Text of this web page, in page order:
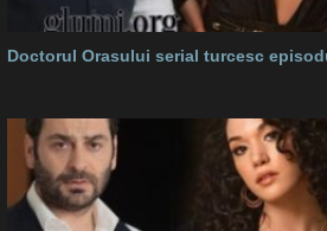
Doctorul Orasului serial turcesc